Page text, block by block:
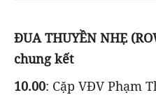
ĐUA THUYỀN NHẸ
chung kết
10.00: Cặp VĐV Phạm